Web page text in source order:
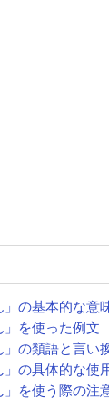
」の基本的な意
」を使った例文
の類語と言い
」の具体的な使
」を使う際の注